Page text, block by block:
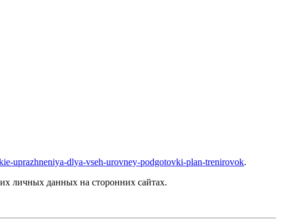
uprazhneniya-dlya-vseh-urovney-podgotovki-plan-trenirovok.
личных данных на сторонних сайтах.